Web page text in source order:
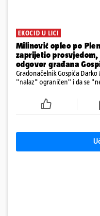
EKOCID U LICI
Milinović opleo po
zaprijetio
odgovor građana
Gradonačelnik Gospića
"nalaz" ograničen" i da se
ga je naručio Uskok i da je dio